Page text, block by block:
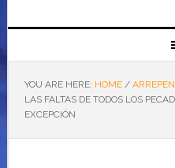
YOU ARE HERE: HOME /
LAS FALTAS DE TODOS LOS
EXCEPCIÓN